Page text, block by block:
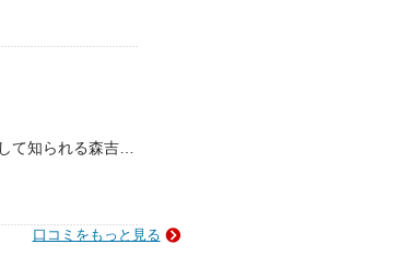
秋田市からクルマでおよそ２時間弱、クマゲラ生息地として知られる森吉山の麓にある。このエリアでは現在、森吉山ダムを24時間体制で建設中である。森吉山ダムは多目的ダムとして、…
口コミをもっと見る